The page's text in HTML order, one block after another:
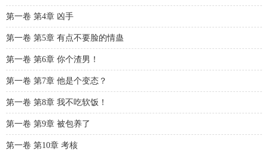
第一卷 第4章 凶手
第一卷 第5章 有点不要脸的情蛊
第一卷 第6章 你个渣男！
第一卷 第7章 他是个变态？
第一卷 第8章 我不吃软饭！
第一卷 第9章 被包养了
第一卷 第10章 考核